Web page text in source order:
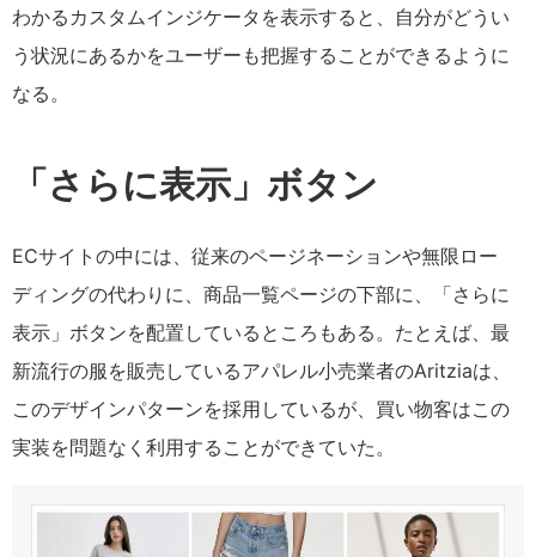
わかるカスタムインジケータを表示すると、自分がどうい
う状況にあるかをユーザーも把握することができるように
なる。
「さらに表示」 ボタン
ECサイトの中には、従来のページネーションや無限ロー
ディングの代わりに、商品一覧ページの下部に、「さらに
表示」ボタンを配置しているところもある。たとえば、最
新流行の服を販売しているアパレル小売業者のAritziaは、
このデザインパターンを採用しているが、買い物客はこの
実装を問題なく利用することができていた。